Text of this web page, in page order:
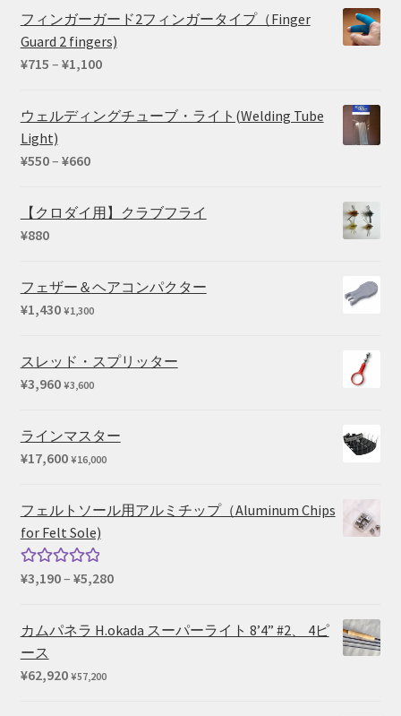
帯:
フィンガーガード2フィンガータイプ（Finger
Guard 2 fingers)
¥715 – ¥1,100価
帯:
ウェルディングチューブ・ライト(Welding Tube
Light)
¥550– ¥660価
帯:
【クロダイ用】クラブフライ
¥880
フェザー＆ヘアコンパクター
¥1,430 ¥1,300
スレッド・スプリッター
¥3,960 ¥3,600
ラインマスター
¥17,600 ¥16,000
フェルトソール用アルミチップ（Aluminum Chips
for Felt Sole)
5段階中
¥3,190– ¥5,280価
帯:
カムパネラ H.okada スーパーライト 8’4” #2、 4ピ
ース
¥62,920 ¥57,200